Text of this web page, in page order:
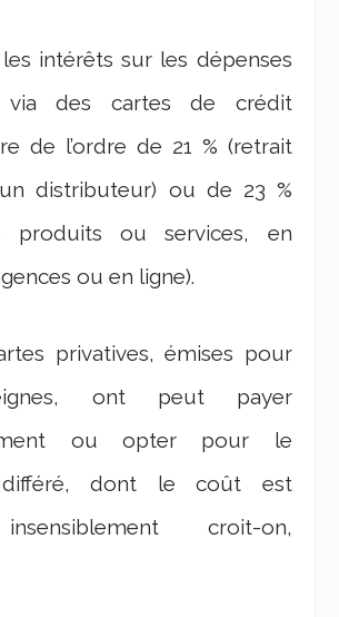
intérêts sur les dépenses
via des cartes de crédit
de l’ordre de 21 % (retrait
un distributeur) ou de 23 %
produits ou services, en
ou en ligne).
privatives, émises pour
ont peut payer
ou opter pour le
différé, dont le coût est
croit-on,